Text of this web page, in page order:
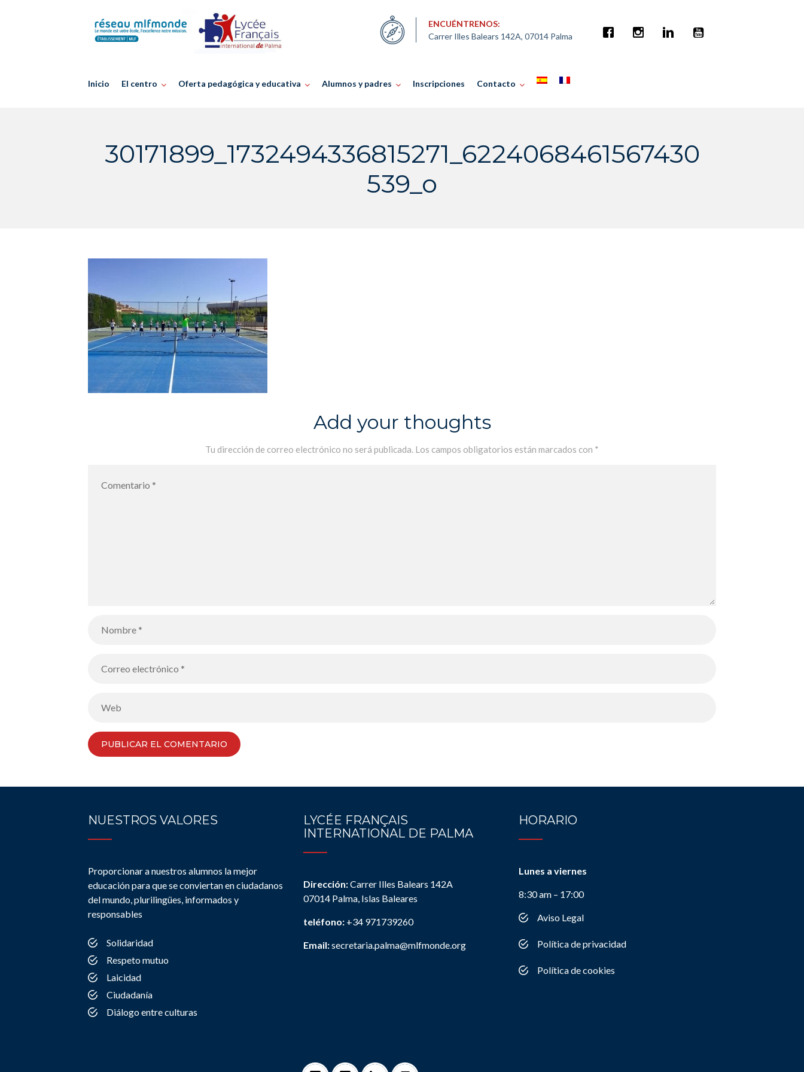
ENCUÉNTRENOS:
Carrer Illes Balears 142A, 07014 Palma
Inicio El centro Oferta pedagógica y educativa Alumnos y padres Inscripciones Contacto
30171899_1732494336815271_6224068461567430
539_o
Add your thoughts
Tu dirección de correo electrónico no será publicada. Los campos obligatorios están marcados con *
NUESTROS VALORES
Proporcionar a nuestros alumnos la mejor
educación para que se conviertan en ciudadanos
del mundo, plurilingües, informados y
responsables
Solidaridad
Respeto mutuo
Laicidad
Ciudadanía
Diálogo entre culturas
LYCÉE FRANÇAIS
INTERNATIONAL DE PALMA
Dirección:Carrer Illes Balears 142A
07014 Palma, Islas Baleares
teléfono: +34 971739260
Email:secretaria.palma@mlfmonde.org
HORARIO
Lunes a viernes
8:30 am – 17:00
Aviso Legal
Política de privacidad
Política de cookies